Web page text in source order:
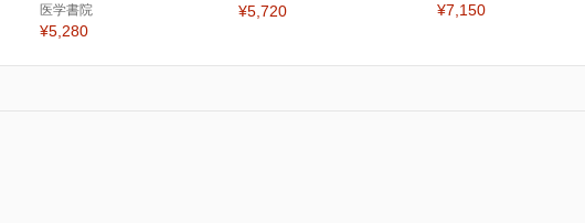
医学書院
¥5,280
¥5,720 ¥7,150